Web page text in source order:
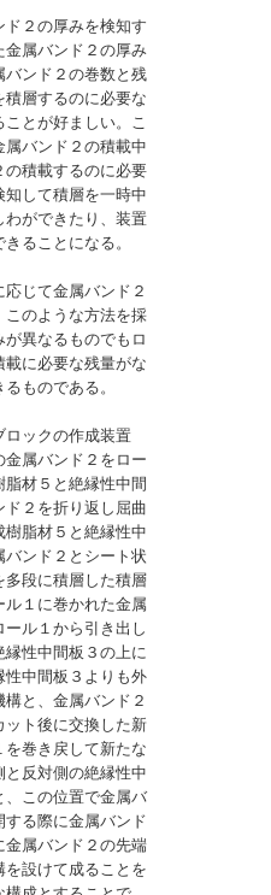
ド２の厚みを検知す
金属バンド２の厚み
バンド２の巻数と残
積層するのに必要な
とが好ましい。こ
バンド２の積載中
の積載するのに必要
して積層を一時中
わができたり、装置
ることになる。
じて金属バンド２
このような方法を採
異なるものでもロ
に必要な残量がな
ものである。
ロックの作成装置
属バンド２をロー
材５と絶縁性中間
２を折り返し屈曲
樹脂材５と絶縁性中
ンド２とシート状
多段に積層した積層
１に巻かれた金属
ル１から引き出し
性中間板３の上に
性中間板３よりも外
と、金属バンド２
ット後に交換した新
巻き戻して新たな
反対側の絶縁性中
、この位置で金属バ
る際に金属バンド
金属バンド２の先端
設けて成ることを